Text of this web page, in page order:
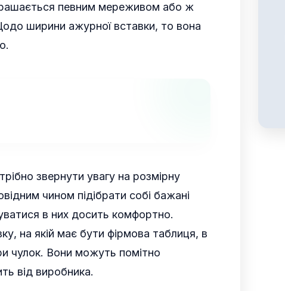
певним мереживом або ж
ширини ажурної вставки, то вона
звернути увагу на розмірну
чином підібрати собі бажані
в них досить комфортно.
на якій має бути фірмова таблиця, в
чулок. Вони можуть помітно
від виробника.